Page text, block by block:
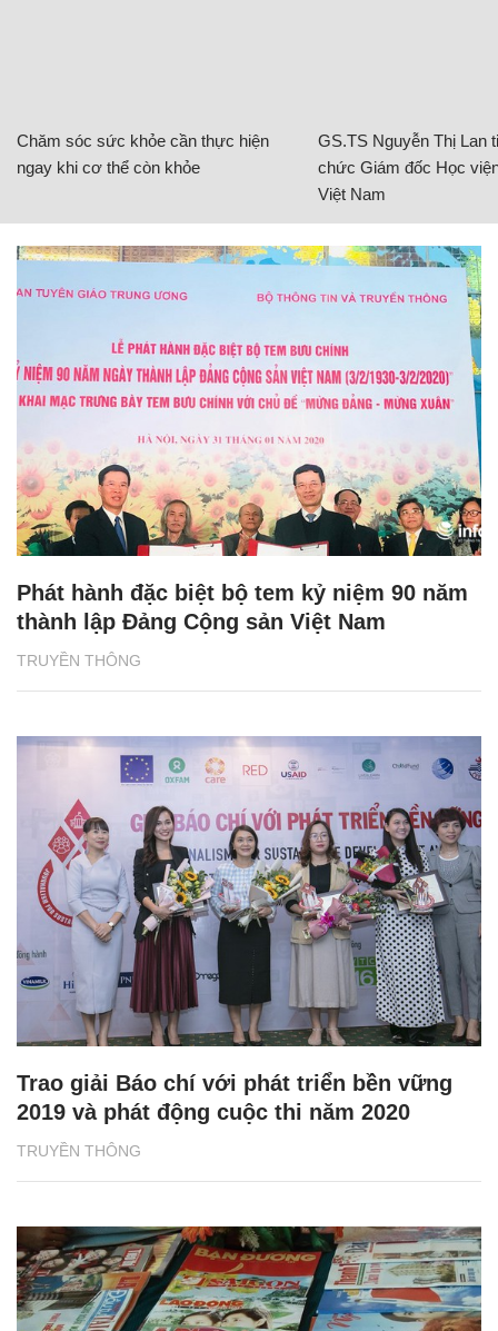
Chăm sóc sức khỏe cần thực hiện
ngay khi cơ thể còn khỏe
GS.TS Nguyễn Thị Lan
chức Giám đốc Học
Việt Nam
TRUYỀN THÔNG
Phát hành đặc biệt bộ tem kỷ niệm 90 năm
thành lập Đảng Cộng sản Việt Nam
TRUYỀN THÔNG
Trao giải Báo chí với phát triển bền vững
2019 và phát động cuộc thi năm 2020